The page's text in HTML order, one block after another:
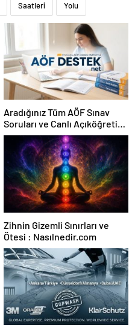
Saatleri Yolu
Aradığınız Tüm AÖF Sınav
Soruları ve Canlı Açıköğretim
Forumu Burada
Zihnin Gizemli Sınırları ve
Ötesi : Nasılnedir.com